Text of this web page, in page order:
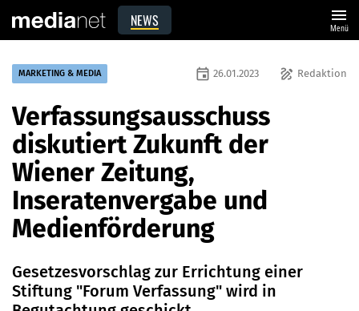
NEWS menu
Menü
MARKETING & MEDIA draw Redaktion
event 26.01.2023
Verfassungsausschuss
diskutiert Zukunft der
Wiener Zeitung,
Inseratenvergabe und
Medienförderung
Gesetzesvorschlag zur Errichtung einer
Stiftung "Forum Verfassung" wird in